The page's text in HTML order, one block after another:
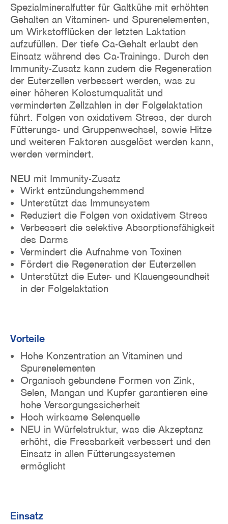
Spezialmineralfutter für Galtkühe mit erhöhten
Gehalten an Vitaminen- und Spurenelementen,
um Wirkstofflücken der letzten Laktation
aufzufüllen. Der tiefe Ca-Gehalt erlaubt den
Einsatz während des Ca-Trainings. Durch den
Immunity-Zusatz kann zudem die Regeneration
der Euterzellen verbessert werden, was zu
einer höheren Kolostumqualität und
verminderten Zellzahlen in der Folgelaktation
führt. Folgen von oxidativem Stress, der durch
Fütterungs- und Gruppenwechsel, sowie Hitze
und weiteren Faktoren ausgelöst werden kann,
werden vermindert.
NEU mit Immunity-Zusatz
Wirkt entzündungshemmend
Unterstützt das Immunsystem
Reduziert die Folgen von oxidativem Stress
Verbessert die selektive Absorptionsfähigkeit
des Darms
Vermindert die Aufnahme von Toxinen
Fördert die Regeneration der Euterzellen
Unterstützt die Euter- und Klauengesundheit
in der Folgelaktation
Vorteile
Hohe Konzentration an Vitaminen und
Spurenelementen
Organisch gebundene Formen von Zink,
Selen, Mangan und Kupfer garantieren eine
hohe Versorgungssicherheit
Hoch wirksame Selenquelle
NEU in Würfelstruktur, was die Akzeptanz
erhöht, die Fressbarkeit verbessert und den
Einsatz in allen Fütterungssystemen
ermöglicht
Einsatz